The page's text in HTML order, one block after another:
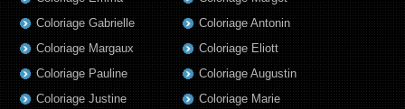
Coloriage Gabrielle
Coloriage Antonin
Coloriage Margaux
Coloriage Pauline
Coloriage Justine
Coloriage Eliott
Coloriage Augustin
Coloriage Marie